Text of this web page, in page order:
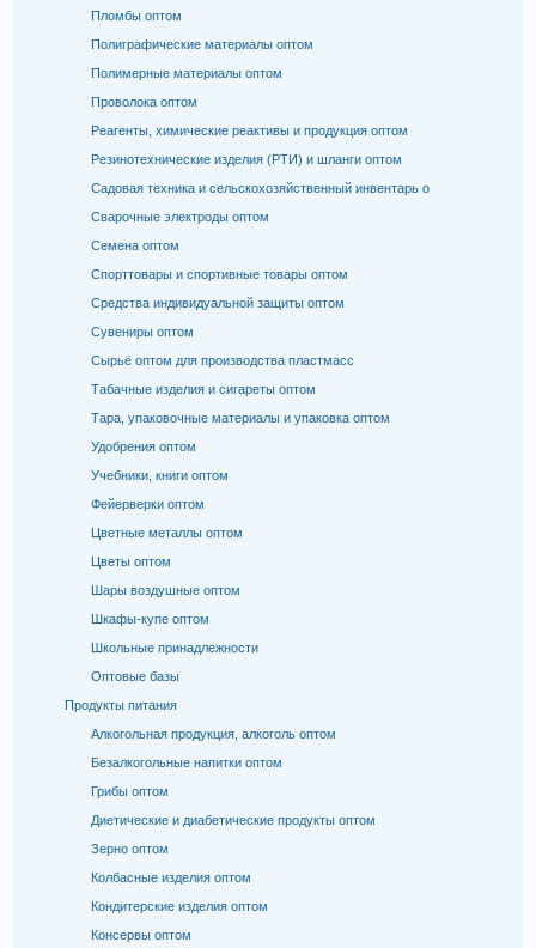
Пломбы оптом
Полиграфические материалы оптом
Полимерные материалы оптом
Проволока оптом
Реагенты, химические реактивы и продукция оптом
Резинотехнические изделия (РТИ) и шланги оптом
Садовая техника и сельскохозяйственный инвентарь о
Сварочные электроды оптом
Семена оптом
Спорттовары и спортивные товары оптом
Средства индивидуальной защиты оптом
Сувениры оптом
Сырьё оптом для производства пластмасс
Табачные изделия и сигареты оптом
Тара, упаковочные материалы и упаковка оптом
Удобрения оптом
Учебники, книги оптом
Фейерверки оптом
Цветные металлы оптом
Цветы оптом
Шары воздушные оптом
Шкафы-купе оптом
Школьные принадлежности
Оптовые базы
Продукты питания
Алкогольная продукция, алкоголь оптом
Безалкогольные напитки оптом
Грибы оптом
Диетические и диабетические продукты оптом
Зерно оптом
Колбасные изделия оптом
Кондитерские изделия оптом
Консервы оптом